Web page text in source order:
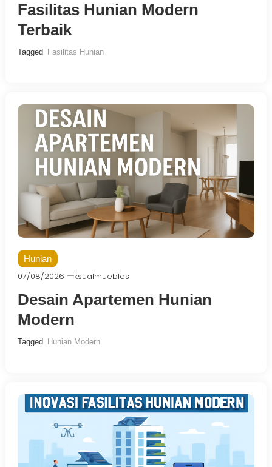
Fasilitas Hunian Modern
Terbaik
Tagged Fasilitas Hunian
Hunian
07/08/2026 ksualmuebles
Desain Apartemen Hunian
Modern
Tagged Hunian Modern